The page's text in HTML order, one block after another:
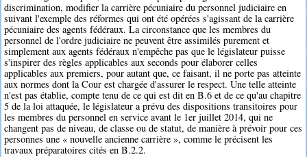
discrimination, modifier la carrière pécuniaire du personnel judiciaire en
suivant l'exemple des réformes qui ont été opérées s'agissant de la carrière
pécuniaire des agents fédéraux. La circonstance que les membres du
personnel de l'ordre judiciaire ne peuvent être assimilés purement et
simplement aux agents fédéraux n'empêche pas que le législateur puisse
s'inspirer des règles applicables aux seconds pour élaborer celles
applicables aux premiers, pour autant que, ce faisant, il ne porte pas atteinte
aux normes dont la Cour est chargée d'assurer le respect. Une telle atteinte
n'est pas établie, compte tenu de ce qui est dit en B.6 et de ce qu'au chapitre
5 de la loi attaquée, le législateur a prévu des dispositions transitoires pour
les membres du personnel en service avant le 1er juillet 2014, qui ne
changent pas de niveau, de classe ou de statut, de manière à prévoir pour ces
personnes une « nouvelle ancienne carrière », comme le précisent les
travaux préparatoires cités en B.2.2.